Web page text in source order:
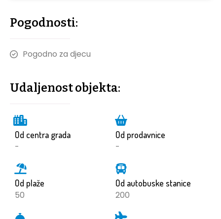
Pogodnosti:
Pogodno za djecu
Udaljenost objekta:
Od centra grada
-
Od plaže
50
Od prodavnice
-
Od autobuske stanice
200